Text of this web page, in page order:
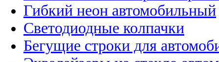
Гибкий неон автомобильный
Светодиодные колпачки
Бегущие строки для